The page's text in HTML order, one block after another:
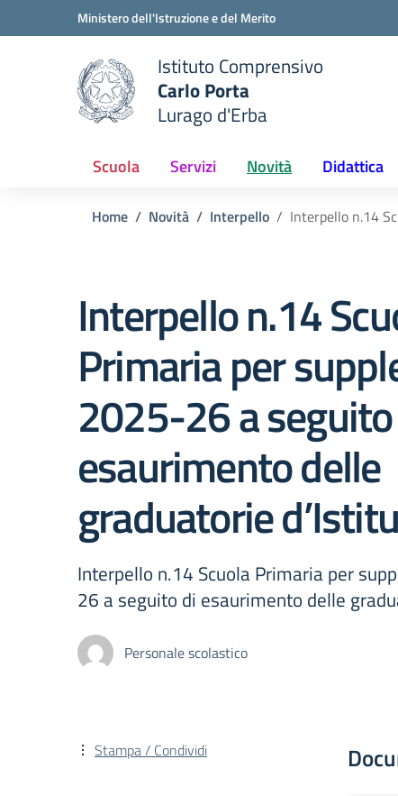
Vai ai contenuti
Vai al menu di navigazioneMinistero dell'Istruzione e del Merito
scuola
Istituto Comprensivo
Carlo Porta
Lurago d'Erba
Scuola Servizi Novità Didattica
Home Novità Interpello Interpello n.14
Interpello n.14
Primaria per
2025-26 a
esaurimento delle
graduatorie
Interpello n.14 Scuola Primaria per
26 a seguito di esaurimento delle
Personale scolastico
Stampa / Condividi